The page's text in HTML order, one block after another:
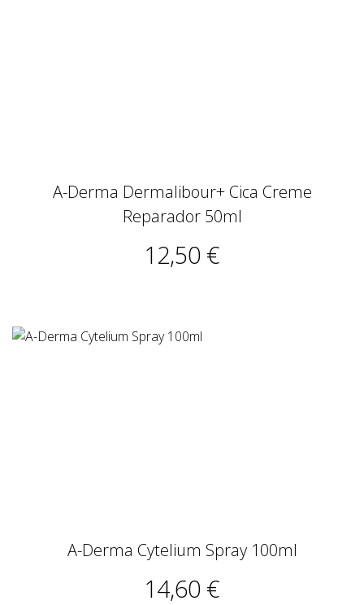
A-Derma Dermalibour+ Cica Creme
Reparador 50ml
12,50 €
A-Derma Cytelium Spray 100ml
14,60 €